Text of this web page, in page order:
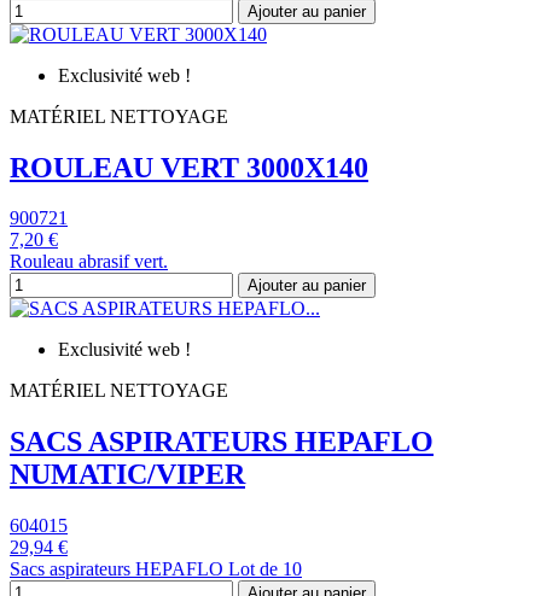
Ajouter au panier
Exclusivité web !
MATÉRIEL NETTOYAGE
ROULEAU VERT 3000X140
900721
7,20 €
Rouleau abrasif vert.
Ajouter au panier
Exclusivité web !
MATÉRIEL NETTOYAGE
SACS ASPIRATEURS HEPAFLO
NUMATIC/VIPER
604015
29,94 €
Sacs aspirateurs HEPAFLO Lot de 10